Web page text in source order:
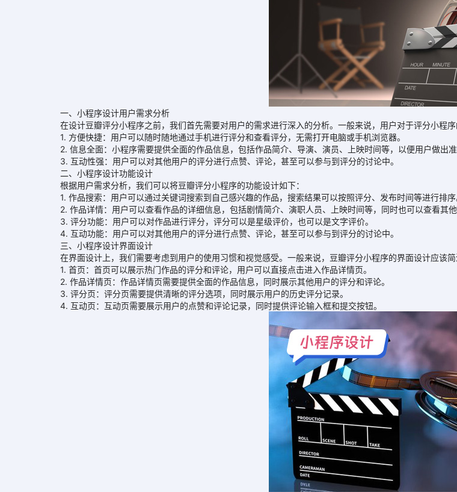
一、小程序设计用户需求分析
在设计豆瓣评分小程序之前，我们首先需要对用户的需求进行深入的分析。一般来说，用户对于评分小程序
1. 方便快捷：用户可以随时随地通过手机进行评分和查看评分，无需打开电脑或手机浏览器。
2. 信息全面：小程序需要提供全面的作品信息，包括作品简介、导演、演员、上映时间等，以便用户做出准
3. 互动性强：用户可以对其他用户的评分进行点赞、评论，甚至可以参与到评分的讨论中。
二、小程序设计功能设计
根据用户需求分析，我们可以将豆瓣评分小程序的功能设计如下：
1. 作品搜索：用户可以通过关键词搜索到自己感兴趣的作品，搜索结果可以按照评分、发布时间等进行排序
2. 作品详情：用户可以查看作品的详细信息，包括剧情简介、演职人员、上映时间等，同时也可以查看其他
3. 评分功能：用户可以对作品进行评分，评分可以是星级评价，也可以是文字评价。
4. 互动功能：用户可以对其他用户的评分进行点赞、评论，甚至可以参与到评分的讨论中。
三、小程序设计界面设计
在界面设计上，我们需要考虑到用户的使用习惯和视觉感受。一般来说，豆瓣评分小程序的界面设计应该简
1. 首页：首页可以展示热门作品的评分和评论，用户可以直接点击进入作品详情页。
2. 作品详情页：作品详情页需要提供全面的作品信息，同时展示其他用户的评分和评论。
3. 评分页：评分页需要提供清晰的评分选项，同时展示用户的历史评分记录。
4. 互动页：互动页需要展示用户的点赞和评论记录，同时提供评论输入框和提交按钮。